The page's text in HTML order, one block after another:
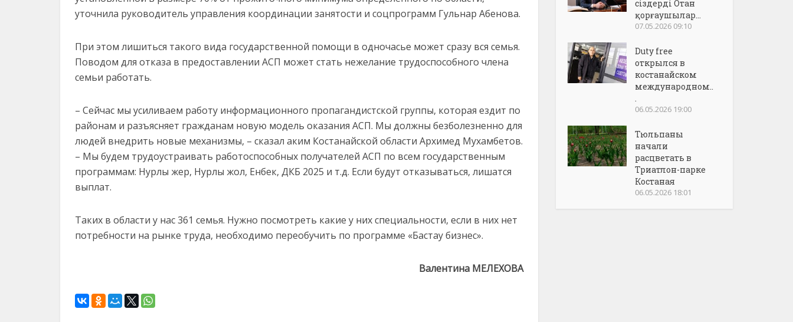
уточнила руководитель управления координации занятости и соцпрограмм Гульнар Абенова.
При этом лишиться такого вида государственной помощи в одночасье может сразу вся семья.
Поводом для отказа в предоставлении АСП может стать нежелание трудоспособного члена
семьи работать.
– Сейчас мы усиливаем работу информационного пропагандистской группы, которая ездит по
районам и разъясняет гражданам новую модель оказания АСП. Мы должны безболезненно для
людей внедрить новые механизмы, – сказал аким Костанайской области Архимед Мухамбетов.
– Мы будем трудоустраивать работоспособных получателей АСП по всем государственным
программам: Нурлы жер, Нурлы жол, Енбек, ДКБ 2025 и т.д. Если будут отказываться, лишатся
выплат.
Таких в области у нас 361 семья. Нужно посмотреть какие у них специальности, если в них нет
потребности на рынке труда, необходимо переобучить по программе «Бастау бизнес».
Валентина МЕЛЕХОВА
сіздерді Отан
қорғаушылар...
07.05.2026 09:10
Duty free
открылся в
костанайском
международном..
.
06.05.2026 19:00
Тюльпаны
начали
расцветать в
Триатлон-парке
Костаная
06.05.2026 18:01